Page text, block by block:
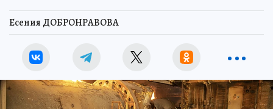
Есения ДОБРОНРАВОВА